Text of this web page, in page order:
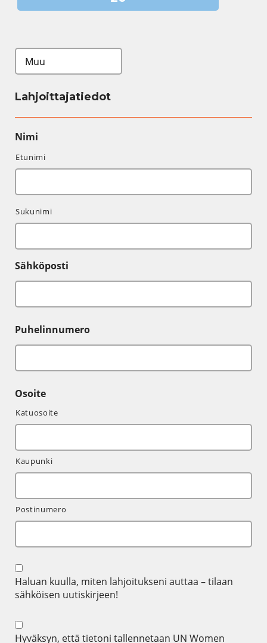
Lahjoittajatiedot
Nimi
Etunimi
Sukunimi
Sähköposti
Puhelinnumero
Osoite
Katuosoite
Kaupunki
Postinumero
Newsletter
Signup
Haluan kuulla, miten lahjoitukseni auttaa – tilaan
sähköisen uutiskirjeen!
Newsletter
Signup
Hyväksyn, että tietoni tallennetaan UN Women